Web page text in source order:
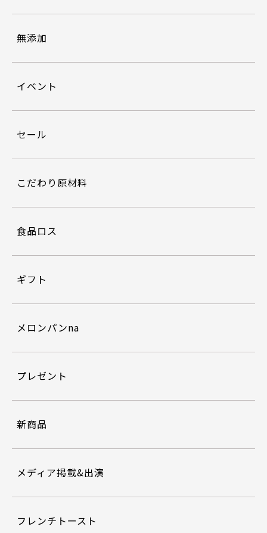
無添加
イベント
セール
こだわり原材料
食品ロス
ギフト
メロンパンna
プレゼント
新商品
メディア掲載&出演
フレンチトースト